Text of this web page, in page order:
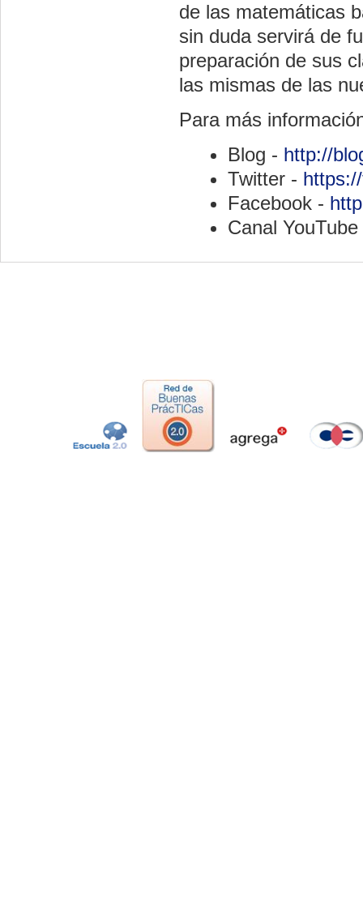
de las matemáticas
sin duda servirá de
preparación de sus
las mismas de las
Para más
Blog - http://
Twitter -
Facebook -
Canal